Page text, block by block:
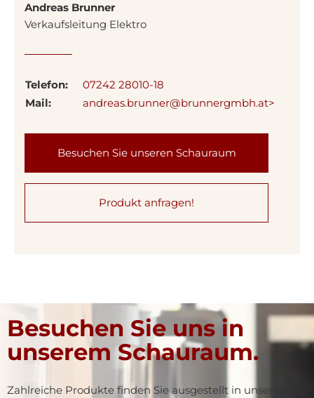
Andreas Brunner
Verkaufsleitung Elektro
Telefon:
07242 28010-18
Mail:
andreas.brunner@brunnergmbh.at>
Besuchen Sie unseren Schauraum
Produkt anfragen!
Besuchen Sie uns in
unserem Schauraum.
Zahlreiche Produkte finden Sie ausgestellt in unserem